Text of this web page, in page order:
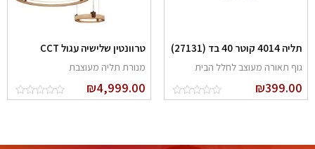
4014 קוטר 40 בד (27131)
תאורה מעוצב לחלל הבית
₪
טרוונטין שלישיה עגול CCT
מנורת תליה מעוצבת
₪4,999.00